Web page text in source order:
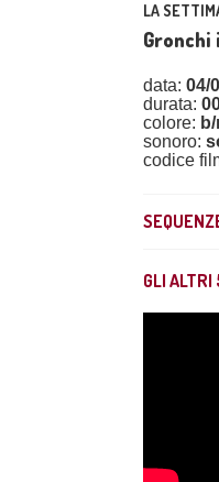
LA
data: 04/
durata:
colore:
sonoro:
codice
GLI ALTRI